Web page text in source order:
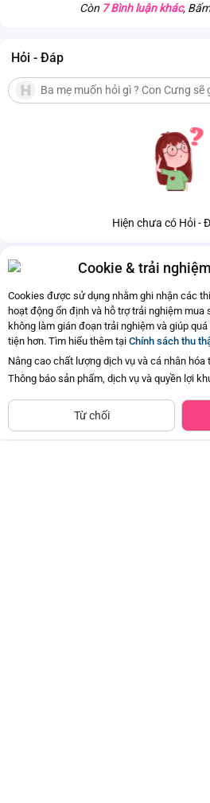
Còn 7 Bình luận khác,
Hỏi - Đáp
Hiện chưa có Hỏi -
Ty ngậm Mini Light Pigeon size S
Ty
CHỈ BÁN TẠI CỬA
Cookie & trải
Cookies được sử dụng nhằm ghi nhận các
hoạt động ổn định và hỗ trợ trải nghiệm
không làm gián đoạn trải nghiệm và giúp
tiện hơn. Tìm hiểu thêm tại Chính sách thu
Nâng cao chất lượng dịch vụ và cá nhân hóa
Thông báo sản phẩm, dịch vụ và quyền lợi
Từ chối